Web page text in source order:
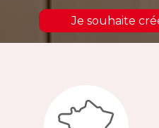
Je souhaite